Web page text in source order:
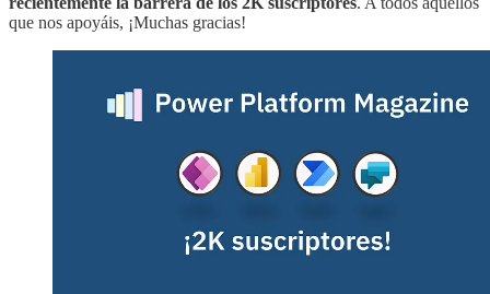
que nos apoyáis, ¡Muchas gracias!